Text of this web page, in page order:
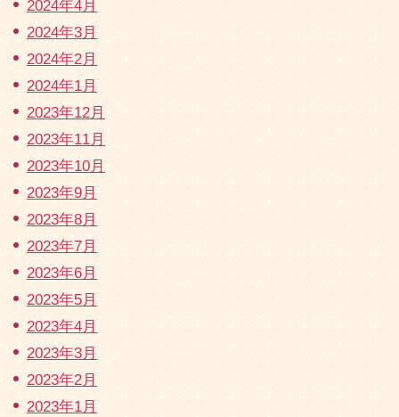
2024年4月
2024年3月
2024年2月
2024年1月
2023年12月
2023年11月
2023年10月
2023年9月
2023年8月
2023年7月
2023年6月
2023年5月
2023年4月
2023年3月
2023年2月
2023年1月